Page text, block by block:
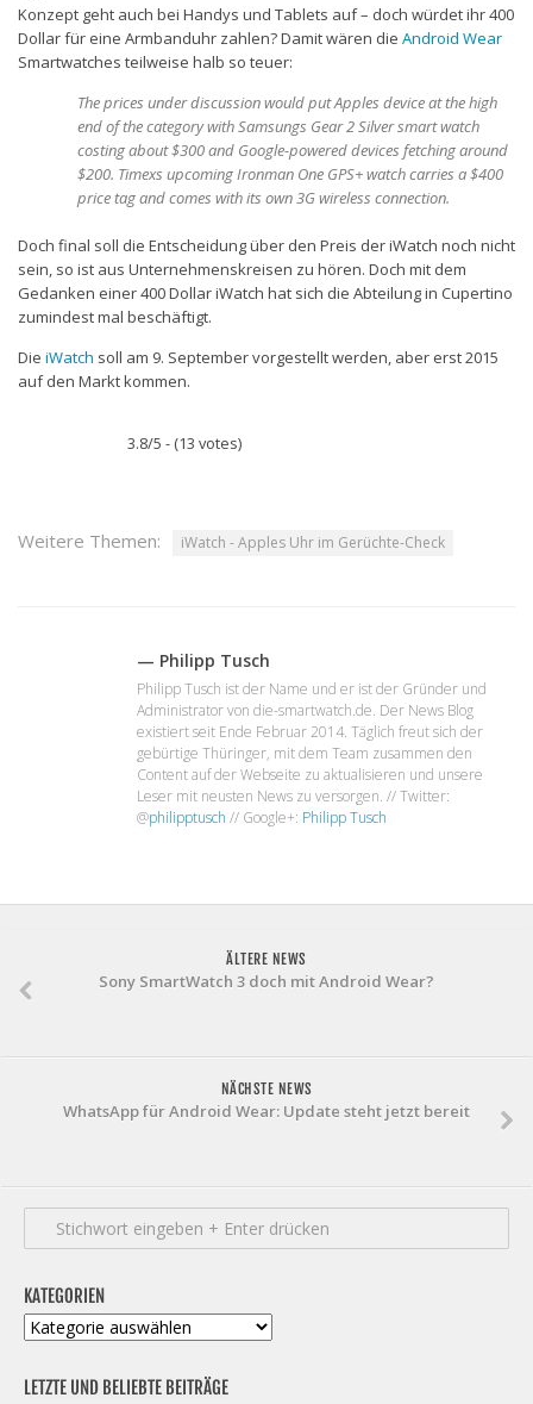
Konzept geht auch bei Handys und Tablets auf – doch würdet ihr 400
Dollar für eine Armbanduhr zahlen? Damit wären die Android Wear
Smartwatches teilweise halb so teuer:
The prices under discussion would put Apples device at the high
end of the category with Samsungs Gear 2 Silver smart watch
costing about $300 and Google-powered devices fetching around
$200. Timexs upcoming Ironman One GPS+ watch carries a $400
price tag and comes with its own 3G wireless connection.
Doch final soll die Entscheidung über den Preis der iWatch noch nicht
sein, so ist aus Unternehmenskreisen zu hören. Doch mit dem
Gedanken einer 400 Dollar iWatch hat sich die Abteilung in Cupertino
zumindest mal beschäftigt.
Die iWatch soll am 9. September vorgestellt werden, aber erst 2015
auf den Markt kommen.
3.8/5 - (13 votes)
Weitere Themen: iWatch - Apples Uhr im Gerüchte-Check
— Philipp Tusch
Philipp Tusch ist der Name und er ist der Gründer und
Administrator von die-smartwatch.de. Der News Blog
existiert seit Ende Februar 2014. Täglich freut sich der
gebürtige Thüringer, mit dem Team zusammen den
Content auf der Webseite zu aktualisieren und unsere
Leser mit neusten News zu versorgen. // Twitter:
@philipptusch // Google+: Philipp Tusch
ÄLTERE NEWS
Sony SmartWatch 3 doch mit Android Wear?
NÄCHSTE NEWS
WhatsApp für Android Wear: Update steht jetzt bereit
KATEGORIEN
Kategorien
LETZTE UND BELIEBTE BEITRÄGE